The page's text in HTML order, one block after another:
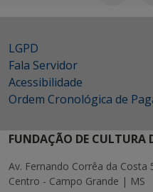
LGPD
Fala Servidor
Acessibilidade
Ordem Cronológica de
FUNDAÇÃO DE CULTURA
Av. Fernando Corrêa da Costa
Centro - Campo Grande | MS